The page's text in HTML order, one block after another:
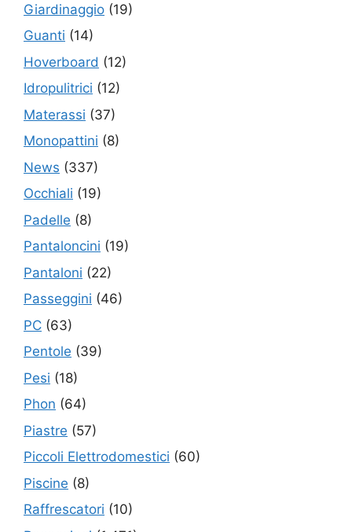
Giardinaggio (19)
Guanti (14)
Hoverboard (12)
Idropulitrici (12)
Materassi (37)
Monopattini (8)
News (337)
Occhiali (19)
Padelle (8)
Pantaloncini (19)
Pantaloni (22)
Passeggini (46)
PC (63)
Pentole (39)
Pesi (18)
Phon (64)
Piastre (57)
Piccoli Elettrodomestici (60)
Piscine (8)
Raffrescatori (10)